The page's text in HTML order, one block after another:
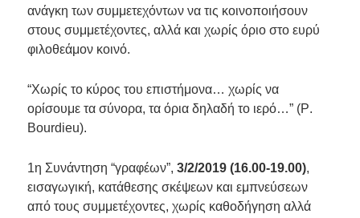
ανάγκη των συμμετεχόντων να τις κοινοποιήσουν
στους συμμετέχοντες, αλλά και χωρίς όριο στο ευρύ
φιλοθεάμον κοινό.
“Χωρίς το κύρος του επιστήμονα… χωρίς να
ορίσουμε τα σύνορα, τα όρια δηλαδή το ιερό…” (P.
Bourdieu).
1η Συνάντηση “γραφέων”,3/2/2019 (16.00-19.00),
εισαγωγική, κατάθεσης σκέψεων και εμπνεύσεων
από τους συμμετέχοντες, χωρίς καθοδήγηση αλλά